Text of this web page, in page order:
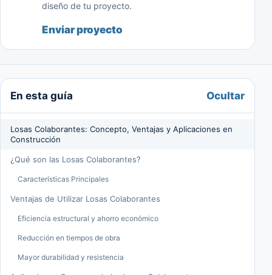
diseño de tu proyecto.
Enviar proyecto
En esta guía Ocultar
Losas Colaborantes: Concepto, Ventajas y Aplicaciones en
Construcción
¿Qué son las Losas Colaborantes?
Características Principales
Ventajas de Utilizar Losas Colaborantes
Eficiencia estructural y ahorro económico
Reducción en tiempos de obra
Mayor durabilidad y resistencia